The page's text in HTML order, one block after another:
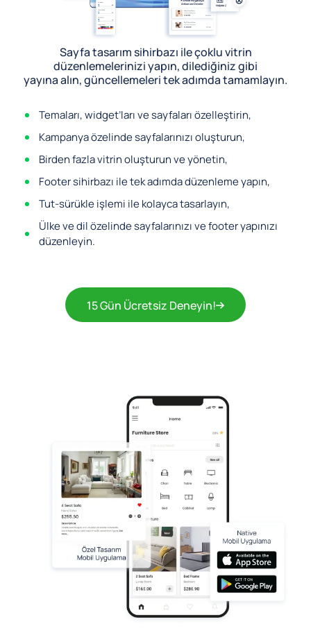
Sayfa tasarım sihirbazı ile çoklu vitrin
düzenlemelerinizi yapın, dilediğiniz gibi
yayına alın, güncellemeleri tek adımda tamamlayın.
Temaları, widget’ları ve sayfaları özelleştirin,
Kampanya özelinde sayfalarınızı oluşturun,
Birden fazla vitrin oluşturun ve yönetin,
Footer sihirbazı ile tek adımda düzenleme yapın,
Tut-sürükle işlemi ile kolayca tasarlayın,
Ülke ve dil özelinde sayfalarınızı ve footer yapınızı
düzenleyin.
15 Gün Ücretsiz Deneyin!